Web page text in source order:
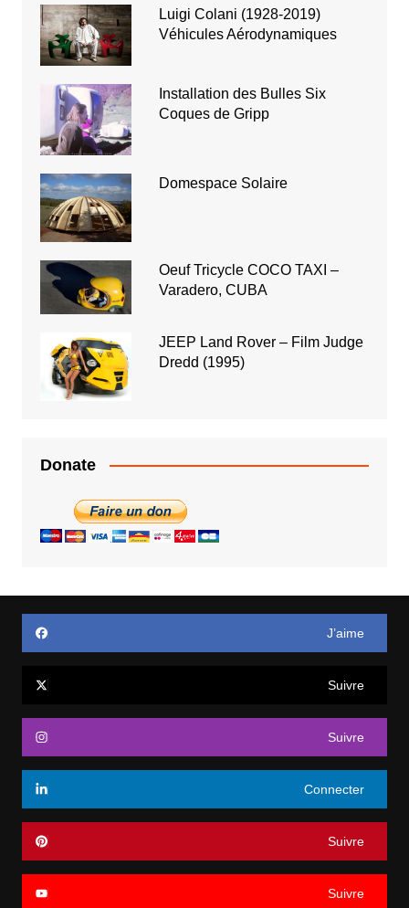
Luigi Colani (1928-2019)
Véhicules Aérodynamiques
Installation des Bulles Six
Coques de Gripp
Domespace Solaire
Oeuf Tricycle COCO TAXI –
Varadero, CUBA
JEEP Land Rover – Film Judge
Dredd (1995)
Donate
J’aime
Suivre
Suivre
Connecter
Suivre
Suivre